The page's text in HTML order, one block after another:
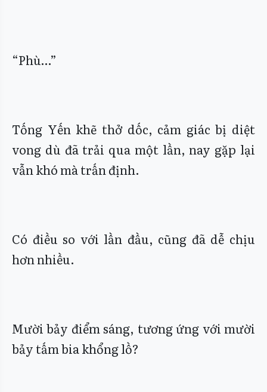
“Phù…”
Tống Yến khẽ thở dốc, cảm giác bị diệt
vong dù đã trải qua một lần, nay gặp lại
vẫn khó mà trấn định.
Có điều so với lần đầu, cũng đã dễ chịu
hơn nhiều.
Mười bảy điểm sáng, tương ứng với mười
bảy tấm bia khổng lồ?